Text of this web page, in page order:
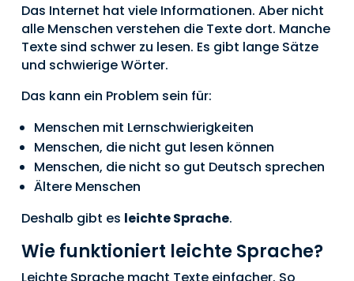
Das Internet hat viele Informationen. Aber nicht
alle Menschen verstehen die Texte dort. Manche
Texte sind schwer zu lesen. Es gibt lange Sätze
und schwierige Wörter.
Das kann ein Problem sein für:
Menschen mit Lernschwierigkeiten
Menschen, die nicht gut lesen können
Menschen, die nicht so gut Deutsch sprechen
Ältere Menschen
Deshalb gibt es leichte Sprache.
Wie funktioniert leichte Sprache?
Leichte Sprache macht Texte einfacher. So